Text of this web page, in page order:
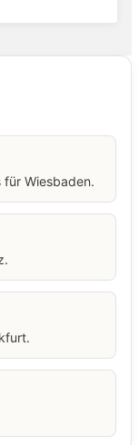
Wiesbaden.